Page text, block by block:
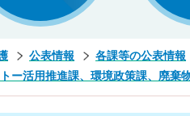
公表情報
各課等の公表情報
ー活用推進課、環境政策課、廃棄物